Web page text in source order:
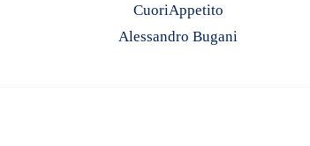
CuoriAppetito
Alessandro Bugani